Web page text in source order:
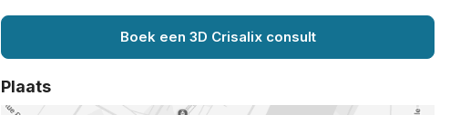
Boek een 3D Crisalix consult
Plaats